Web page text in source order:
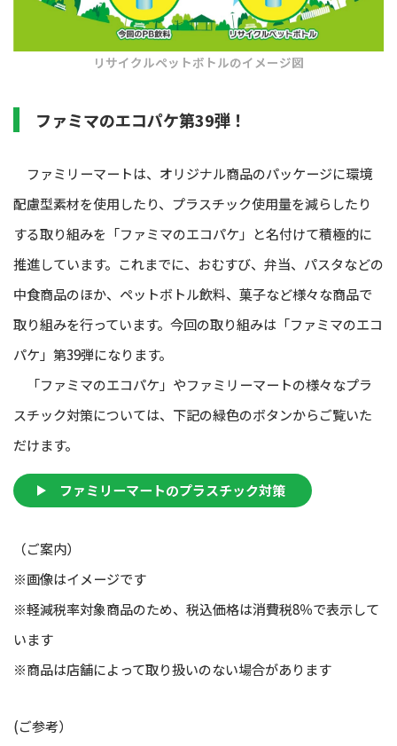
リサイクルペットボトルのイメージ図
ファミマのエコパケ第39弾！
ファミリーマートは、オリジナル商品のパッケージに環境
配慮型素材を使用したり、プラスチック使用量を減らしたり
する取り組みを「ファミマのエコパケ」と名付けて積極的に
推進しています。これまでに、おむすび、弁当、パスタなどの
中食商品のほか、ペットボトル飲料、菓子など様々な商品で
取り組みを行っています。今回の取り組みは「ファミマのエコ
パケ」第39弾になります。
「ファミマのエコパケ」やファミリーマートの様々なプラ
スチック対策については、下記の緑色のボタンからご覧いた
だけます。
ファミリーマートのプラスチック対策
（ご案内）
※画像はイメージです
※軽減税率対象商品のため、税込価格は消費税8％で表示して
います
※商品は店舗によって取り扱いのない場合があります
(ご参考）